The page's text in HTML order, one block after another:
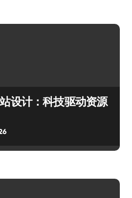
设计：科技驱动资源